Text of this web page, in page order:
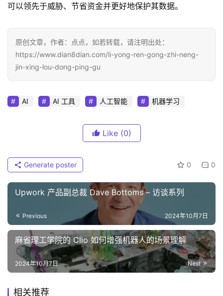
可以领先于威胁、节省资金并更好地保护其数据。
原创文章，作者：点点，如若转载，请注明出处：
https://www.dian8dian.com/li-yong-ren-gong-zhi-neng-
jin-xing-lou-dong-ping-gu
AI AI 工具 人工智能 机器学习
Like (0)
0 0
Generate poster
Upwork 产品副总裁 Dave Bottoms – 访谈系列
Previous 2024年10月7日
麻省理工学院的 Clio 如何增强机器人的场景理解
Next
2024年10月7日
相关推荐